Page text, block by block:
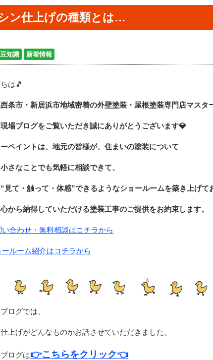
ン仕上げの種類とは…
知識 新着情報
は🎵
条市・新居浜市地域密着の外壁塗装・屋根塗装専門店マスタ
場ブログをご覧いただき誠にありがとうございます💎
ペイントは、地元の皆様が、住まいの塗装について
さなことでも気軽に相談できて、
見て・触って・体感”できるようなショールームを築き上げて
から納得していただける塗装工事のご提供をお約束します。
い合わせ・無料相談はコチラから
ールーム紹介はコチラから
ログでは、
上げがどんなものかお話させていただきました。
ログは👉こちらをクリック👈